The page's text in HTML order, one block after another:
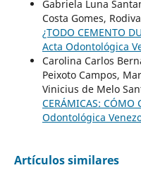
Gabriela Luna
Costa Gomes,
¿TODO CEMENTO
Acta Odontológica
Carolina Carlos
Peixoto Campos,
Vinicius de Melo
CERÁMICAS: CÓMO
Odontológica
Artículos similares